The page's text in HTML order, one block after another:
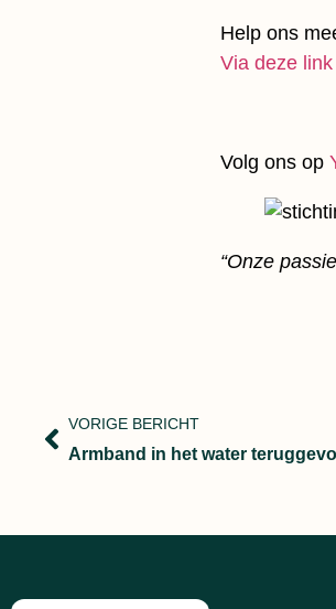
Help ons
Via deze
Volg ons op
“Onze
VORIGE BERICHT
Armband in het water